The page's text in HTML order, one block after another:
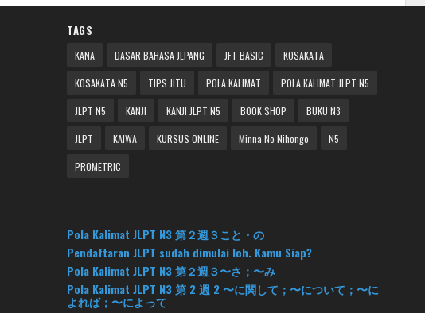
TAGS
KANA DASAR BAHASA JEPANG JFT BASIC KOSAKATA
KOSAKATA N5 TIPS JITU POLA KALIMAT POLA KALIMAT JLPT N5
JLPT N5 KANJI KANJI JLPT N5 BOOK SHOP BUKU N3
JLPT KAIWA KURSUS ONLINE Minna No Nihongo N5
PROMETRIC
Pola Kalimat JLPT N3 第２週３こと・の
Pendaftaran JLPT sudah dimulai loh. Kamu Siap?
Pola Kalimat JLPT N3 第２週３〜さ；〜み
Pola Kalimat JLPT N3 第 2 週 2 〜に関して；〜について；〜に
よれば；〜によって